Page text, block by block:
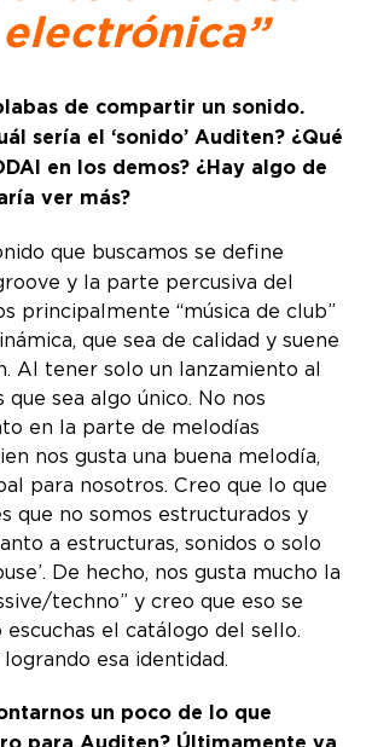
electrónica”
de compartir un sonido.
sería el ‘sonido’ Auditen? ¿Qué
en los demos? ¿Hay algo de
ver más?
que buscamos se define
y la parte percusiva del
principalmente “música de club”
que sea de calidad y suene
Al tener solo un lanzamiento al
que sea algo único. No nos
en la parte de melodías
nos gusta una buena melodía,
para nosotros. Creo que lo que
que no somos estructurados y
a estructuras, sonidos o solo
De hecho, nos gusta mucho la
techno” y creo que eso se
el catálogo del sello.
esa identidad.
un poco de lo que